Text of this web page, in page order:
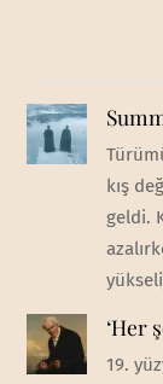
kış
geldi.
‘Her
19.